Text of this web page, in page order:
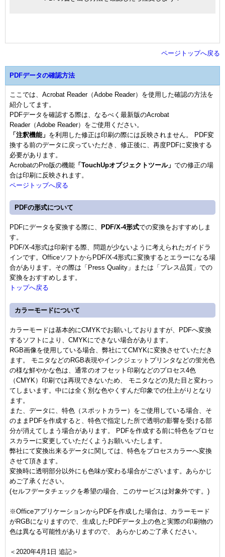
ページトップへ戻る
PDFデータの確認方法
ここでは、Acrobat Reader（Adobe Reader）を使用した確認の方法を
紹介してます。
PDFデータを確認する際は、なるべく最新版のAcrobat
Reader（Adobe Reader）をご使用ください。
「注釈機能」 を利用した修正は印刷の際には反映されません。 PDF変
換する前のデータに戻っていただき、修正後に、再度PDFに変換する
必要があります。
AcrobatのPro版の機能 「TouchUpオブジェクトツール」 での修正の場
合は印刷に反映されます。
ページトップへ戻る
PDFの形式について
PDFにデータを変換する際に、 PDF/X-4形式での変換をおすすめしま
す。
PDF/X-4形式は印刷する際、問題が少ないように考えられたガイドラ
インです。OfficeソフトからPDF/X-4形式に変換するとエラーになる場
合があります。その際は「Press Quality」または「プレス品質」での
変換をおすすめします。
トップへ戻る
カラーモードについて
カラーモードは基本的にCMYKでお願いしておりますが、PDFへ変換
するソフトにより、CMYKにできない場合があります。
RGB画像を使用している場合、弊社にてCMYKに変換させていただき
ます。 モニタなどのRGB表現やインクジェットプリンタなどの蛍光色
の様な鮮やかな色は、通常のオフセット印刷などのプロセス4色
（CMYK）印刷では再現できないため、 モニタなどの見た目と変わっ
てしまいます。中には全く別な色やくすんだ印象での仕上がりとなり
ます。
また、データに、特色（スポットカラー）をご使用している場合、そ
のままPDFを作成すると、特色で指定した所で透明の影響を受ける部
分が消えてしまう場合があります。 PDFを作成する前に特色をプロセ
スカラーに変更していただくようお願いいたします。
弊社にて変換出来るデータに関しては、特色をプロセスカラーへ変換
させて頂きます。
変換時に透明部分以外にも色味が変わる場合がございます。あらかじ
めご了承ください。
(セルフデータチェックを希望の場合、このサービスは対象外です。)
※OfficeアプリケーションからPDFを作成した場合は、カラーモード
がRGBになりますので、生成したPDFデータ上の色と実際の印刷物の
色は異なる可能性がありますので、 あらかじめご了承ください。
＜2020年4月1日 追記＞